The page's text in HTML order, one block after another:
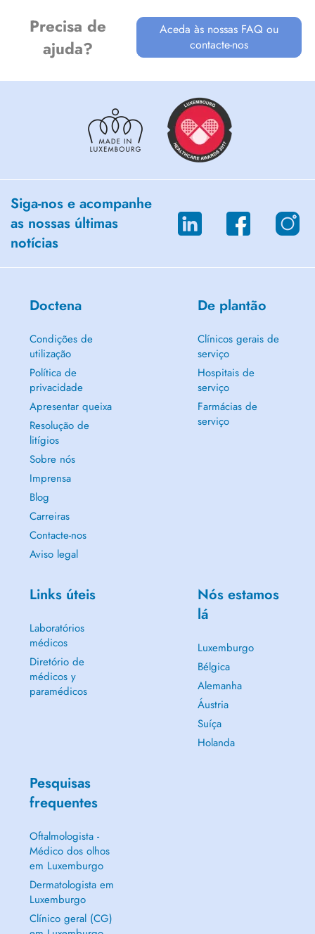
Precisa de
ajuda?
Aceda às nossas FAQ ou
contacte-nos
Siga-nos e acompanhe
as nossas últimas
notícias
Doctena
Condições de
utilização
Política de
privacidade
Apresentar queixa
Resolução de
litígios
Sobre nós
Imprensa
Blog
Carreiras
Contacte-nos
Aviso legal
De plantão
Clínicos gerais de
serviço
Hospitais de
serviço
Farmácias de
serviço
Links úteis
Laboratórios
médicos
Diretório de
médicos y
paramédicos
Nós estamos
lá
Luxemburgo
Bélgica
Alemanha
Áustria
Suíça
Holanda
Pesquisas
frequentes
Oftalmologista -
Médico dos olhos
em Luxemburgo
Dermatologista em
Luxemburgo
Clínico geral (CG)